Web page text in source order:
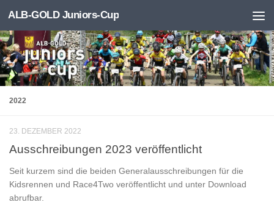
Zum Inhalt springen
ALB-GOLD Juniors-Cup
2022
23. DEZEMBER 2022
Ausschreibungen 2023 veröffentlicht
Seit kurzem sind die beiden Generalausschreibungen für die
Kidsrennen und Race4Two veröffentlicht und unter Download
abrufbar.